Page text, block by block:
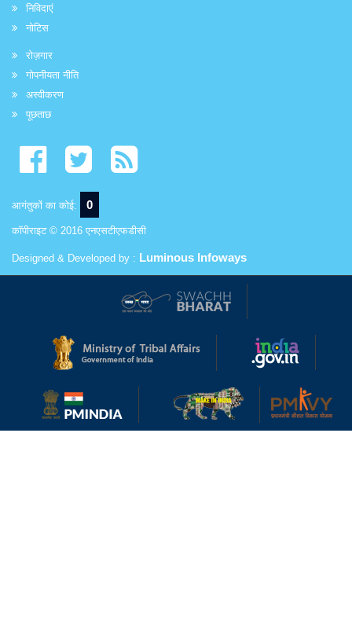
निविदाएं
नोटिस
रोज़गार
गोपनीयता नीति
अस्वीकरण
पूछताछ
आगंतुकों का कोई: 0
कॉपीराइट © 2016 एनएसटीएफडीसी
Designed & Developed by : Luminous Infoways